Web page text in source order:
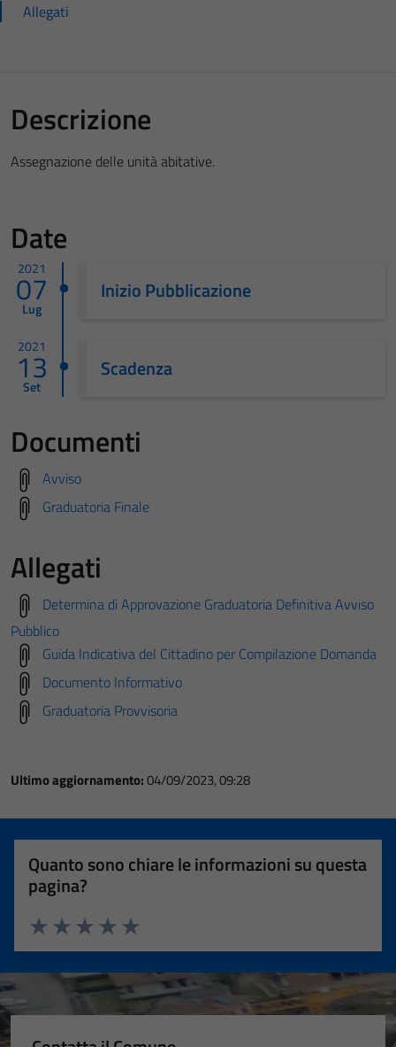
Allegati
Descrizione
Assegnazione delle unità abitative.
Date
2021
07
Lug
Inizio Pubblicazione
2021
13
Set
Scadenza
Documenti
Avviso
Graduatoria Finale
Allegati
Determina di Approvazione Graduatoria Definitiva Avviso
Pubblico
Guida Indicativa del Cittadino per Compilazione Domanda
Documento Informativo
Graduatoria Provvisoria
Ultimo aggiornamento:04/09/2023, 09:28
Quanto sono chiare le informazioni su questa
pagina?
Valuta 5 stelle su 5
Valuta 4 stelle su 5
Valuta 3 stelle su 5
Valuta 2 stelle su 5
Valuta 1 stelle su 5